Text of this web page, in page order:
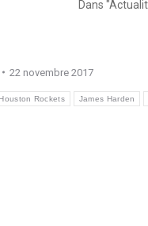
Dans
22 novembre 2017
Houston Rockets James Harden